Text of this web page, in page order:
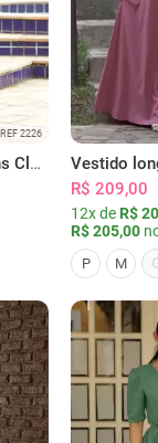
REF 2226
Vestido Chemise Jeans Clássica Serena
Vestido
R$ 209,00
12x de R$
R$ 205,00
P M